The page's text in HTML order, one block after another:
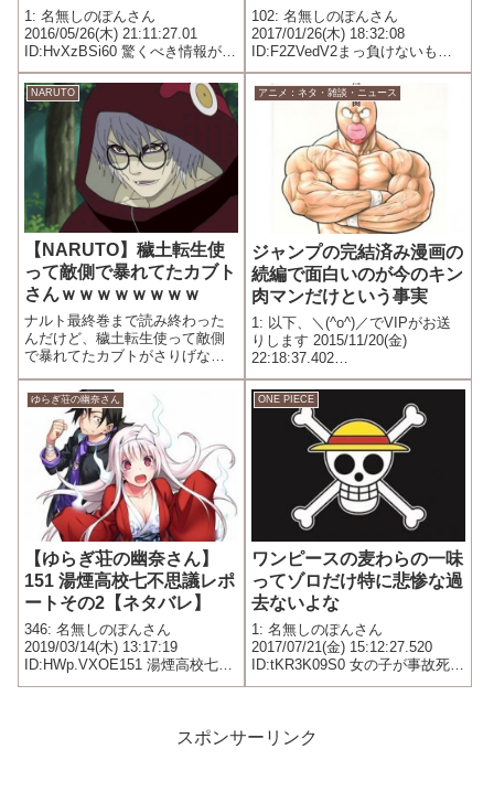
1: 名無しのぽんさん
2016/05/26(木) 21:11:27.01
ID:HvXzBSi60 驚くべき情報が入
ってきた。2016年5月30日(月曜
日)に発売が予定されている、集
英社の人気漫画雑誌「週刊少年
ジャンプ」で緊急事態が発生
し...
レ】
102: 名無しのぽんさん
2017/01/26(木) 18:32:08
ID:F2ZVedV2まっ負けないも
ん!! おんせん48 雲雀ちゃんの
悩み事(扉画：雲雀、罠にかかっ
て逆さ吊りになりしましまマシ
マシ)毎朝のどぽーん！がなくな
ったのは...
NARUTO
【NARUTO】穢土転生使
って敵側で暴れてたカブト
さんｗｗｗｗｗｗｗｗ
ナルト最終巻まで読み終わった
んだけど、穢土転生使って敵側
で暴れてたカブトがさりげなく
ワロタ1: 以下、＼(^o^)／でVIP
がお送りします 2015/10/04(日)
22:19:19.578 ID:ix4BXY...
アニメ：ネタ・雑談・ニュース
ジャンプの完結済み漫画の
続編で面白いのが今のキン
肉マンだけという事実
1: 以下、＼(^o^)／でVIPがお送
りします 2015/11/20(金)
22:18:37.402
ID:c1AfFJWh0HAPPY.net
ゆらぎ荘の幽奈さん
【ゆらぎ荘の幽奈さん】
151 湯煙高校七不思議レポ
ートその2【ネタバレ】
346: 名無しのぽんさん
2019/03/14(木) 13:17:19
ID:HWp.VXOE151 湯煙高校七不
思議レポートその2湯煙高校の七
いマイクロビキニに変えてしま
ONE PIECE
ワンピースの麦わらの一味
ってゾロだけ特に悲惨な過
去ないよな
1: 名無しのぽんさん
2017/07/21(金) 15:12:27.520
ID:tKR3K09S0 女の子が事故死し
ただけじゃん
スポンサーリンク